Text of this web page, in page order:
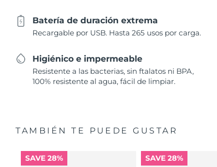
Batería de duración extrema
Recargable por USB. Hasta 265 usos por carga.
Higiénico e impermeable
Resistente a las bacterias, sin ftalatos ni BPA,
100% resistente al agua, fácil de limpiar.
TAMBIÉN TE PUEDE GUSTAR
SAVE 28% SAVE 28%